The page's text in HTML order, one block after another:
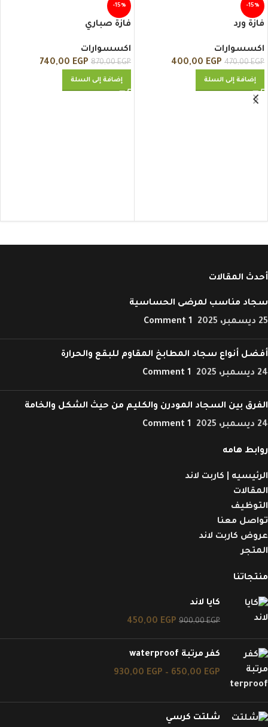
-15%
فازة ورد
اكسسوارات
470,00EGP
400,00 EGP
إضافة إلى السلة
-15%
فازة صباري
اكسسوارات
870,00EGP
740,00 EGP
إضافة إلى السلة
أحدث المقالات
سجاد مناسب لمرضى الحساسية
25 ديسمبر، 2025
1 Comment
أفضل أنواع سجاد المطابخ المقاوم للبقع والحرارة
24 ديسمبر، 2025
1 Comment
الفرق بين السجاد المودرن والكليم من حيث الشكل والخامة
24 ديسمبر، 2025
1 Comment
روابط هامه
الرئيسيه | كاربت لاند
المقالات
التوظيف
تواصل معنا
عروض كاربت لاند
المتجر
منتجاتنا
كايا لاند
900,00EGP
450,00 EGP
كفر مرتبة waterproof
650,00 EGP
–
930,00 EGP
شلتت كرسي